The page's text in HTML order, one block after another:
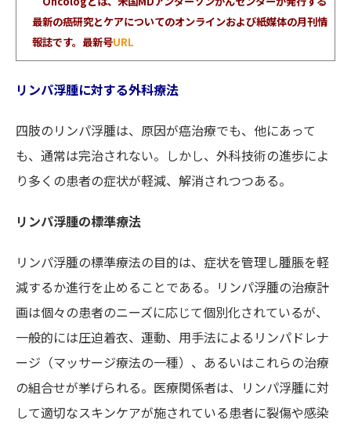
最新の癌研究とケアについてのオンラインおよび紙媒体の月刊情
報誌です。最新号URL
リンパ浮腫に対する外科療法
四肢のリンパ浮腫は、原因が癌治療でも、他にあって
も、通常は完治されない。しかし、外科技術の進歩によ
り多くの患者の症状が軽減、解消されつつある。
リンパ浮腫の標準療法
リンパ浮腫の標準療法の目的は、症状を管理し腫脹を軽
減するか進行を止めることである。リンパ浮腫の治療計
画は個々の患者のニーズに応じて個別化されているが、
一般的には圧迫着衣、運動、用手法によるリンパドレナ
ージ（マッサージ療法の一種）、あるいはこれらの治療
の組合せが挙げられる。医療関係者は、リンパ浮腫に対
して適切なスキンケアが施されている患者に裂傷や感染